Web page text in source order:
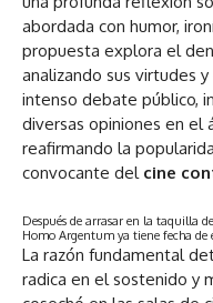
abordada con humor,
propuesta explora el
analizando sus virtudes
intenso debate público,
diversas opiniones en el
reafirmando la
convocante del cine
Después de arrasar en la taquilla
Homo Argentum ya tiene fecha de
La razón fundamental
radica en el sostenido y